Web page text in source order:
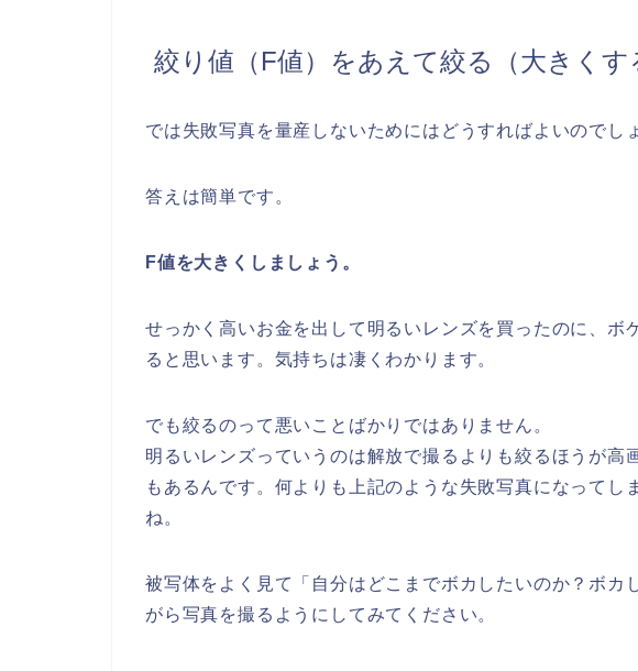
絞り値（F値）をあえて絞る（大きくす
では失敗写真を量産しないためにはどうすればよいのでし
答えは簡単です。
F値を大きくしましょう。
せっかく高いお金を出して明るいレンズを買ったのに、ボ
ると思います。気持ちは凄くわかります。
でも絞るのって悪いことばかりではありません。
明るいレンズっていうのは解放で撮るよりも絞るほうが高
もあるんです。何よりも上記のような失敗写真になってし
ね。
被写体をよく見て「自分はどこまでボカしたいのか？ボカ
がら写真を撮るようにしてみてください。